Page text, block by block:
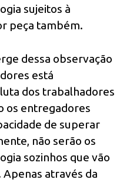
sujeitos à
peça também.
dessa observação
está
dos trabalhadores
os entregadores
de superar
não serão os
sozinhos que vão
através da